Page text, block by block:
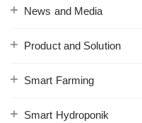
News and Media
Product and Solution
Smart Farming
Smart Hydroponik